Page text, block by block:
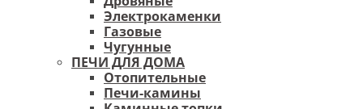
Электрокаменки
Газовые
Чугунные
ПЕЧИ ДЛЯ ДОМА
Отопительные
Печи-камины